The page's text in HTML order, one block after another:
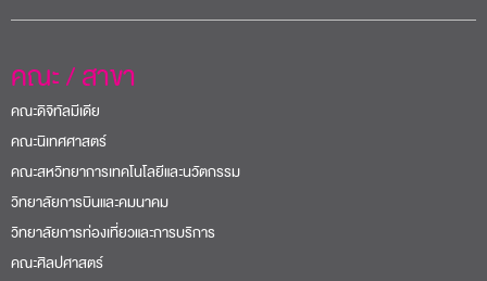
คณะ / สาขา
คณะดิจิทัลมีเดีย
คณะนิเทศศาสตร์
คณะสหวิทยาการเทคโนโลยีและนวัตกรรม
วิทยาลัยการบินและคมนาคม
วิทยาลัยการท่องเที่ยวและการบริการ
คณะศิลปศาสตร์